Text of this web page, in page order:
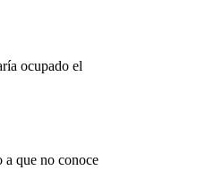
ocupado el
a que no conoce